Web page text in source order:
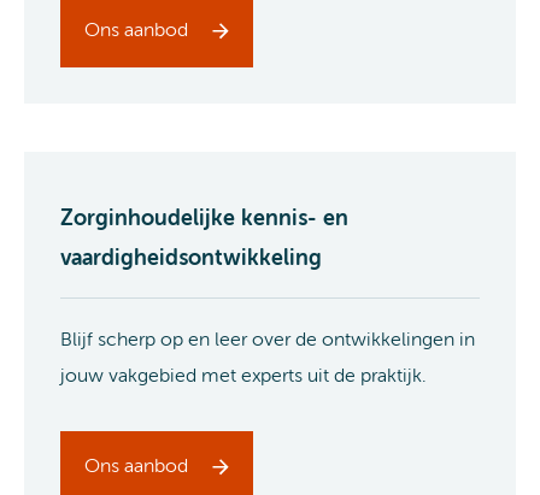
Ons aanbod
Zorginhoudelijke kennis- en
vaardigheidsontwikkeling
Blijf scherp op en leer over de ontwikkelingen in
jouw vakgebied met experts uit de praktijk.
Ons aanbod